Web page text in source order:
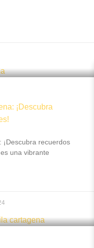
¡Descubra
recuerdos
una vibrante